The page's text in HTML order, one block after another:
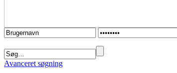
Avanceret søgning